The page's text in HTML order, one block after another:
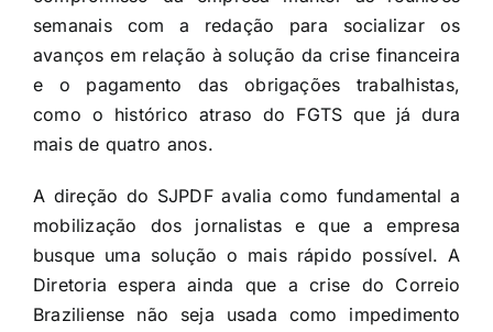
semanais com a redação para socializar os
avanços em relação à solução da crise financeira
e o pagamento das obrigações trabalhistas,
como o histórico atraso do FGTS que já dura
mais de quatro anos.
A direção do SJPDF avalia como fundamental a
mobilização dos jornalistas e que a empresa
busque uma solução o mais rápido possível. A
Diretoria espera ainda que a crise do Correio
Braziliense não seja usada como impedimento